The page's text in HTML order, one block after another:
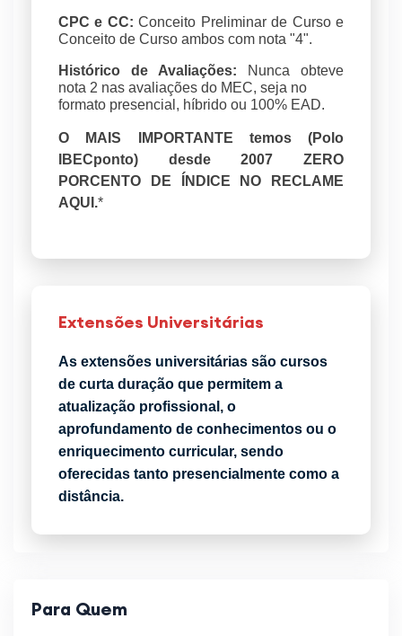
CPC e CC: Conceito Preliminar de Curso e
Conceito de Curso ambos com nota "4".
Histórico de Avaliações: Nunca obteve
nota 2 nas avaliações do MEC, seja no
formato presencial, híbrido ou 100% EAD.
O MAIS IMPORTANTE temos (Polo
IBECponto) desde 2007 ZERO
PORCENTO DE ÍNDICE NO RECLAME
AQUI.*
Extensões Universitárias
As extensões universitárias são cursos
de curta duração que permitem a
atualização profissional, o
aprofundamento de conhecimentos ou o
enriquecimento curricular, sendo
oferecidas tanto presencialmente como a
distância.
Para Quem